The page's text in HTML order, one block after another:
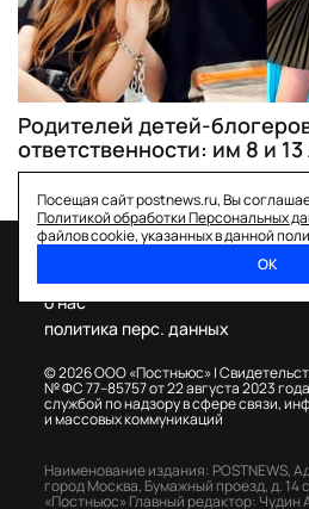
Родителей детей-
ответственности: им 8 и 13
Посещая сайт postnews.ru, Вы
Политикой обработки Персональных
файлов cookie, указанных в данной
ОК
© 2026 ООО «Постньюс» |
№ ФС 77–85757 от 22 августа 2023
службой по надзору в сфере связи,
и массовых коммуникаций
о нас
политика перс. данных
Наименование издания: POSTNEWS,
город Москва, Бумажный проезд, д. 14
«Постньюс» Главный редактор: Чудин